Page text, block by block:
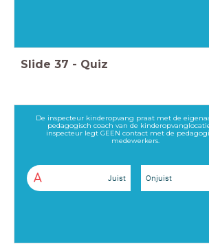
Slide 37 - Quiz
De inspecteur kinderopvang praat met de
pedagogisch coach van de
inspecteur legt GEEN contact met de
medewerkers.
A Juist Onjuist